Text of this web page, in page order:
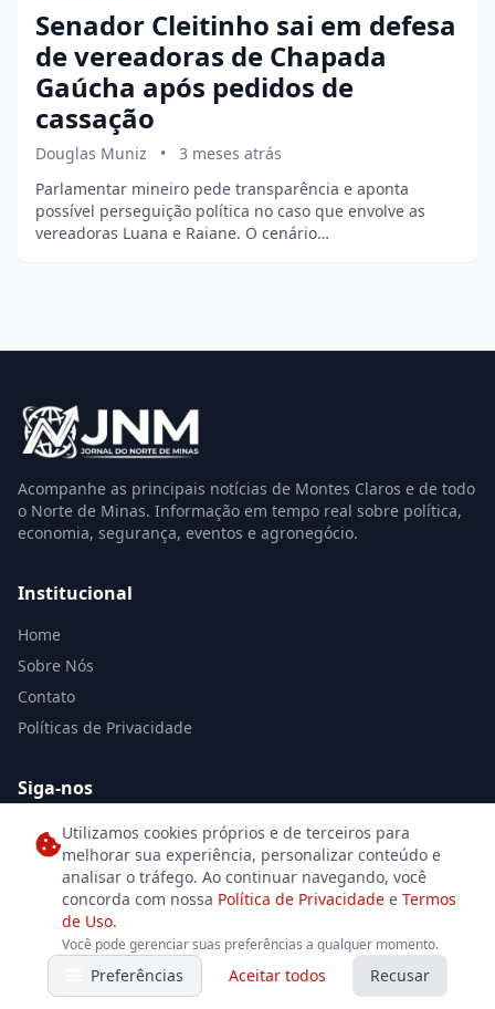
Senador Cleitinho sai em defesa
de vereadoras de Chapada
Gaúcha após pedidos de
cassação
Douglas Muniz •
3 meses atrás
Parlamentar mineiro pede transparência e aponta
possível perseguição política no caso que envolve as
vereadoras Luana e Raiane. O cenário…
Acompanhe as principais notícias de Montes Claros e de todo
o Norte de Minas. Informação em tempo real sobre política,
economia, segurança, eventos e agronegócio.
Institucional
Home
Sobre Nós
Contato
Políticas de Privacidade
Siga-nos
© 2026 Jornal Norte de Minas. Todos os direitos reservados. Desenvolvido
porSe7eDesignpara o jornalismo independente.
Utilizamos cookies próprios e de terceiros para
melhorar sua experiência, personalizar conteúdo e
analisar o tráfego. Ao continuar navegando, você
concorda com nossa Política de Privacidade e Termos
de Uso.
Você pode gerenciar suas preferências a qualquer momento.
Preferências Aceitar todos Recusar